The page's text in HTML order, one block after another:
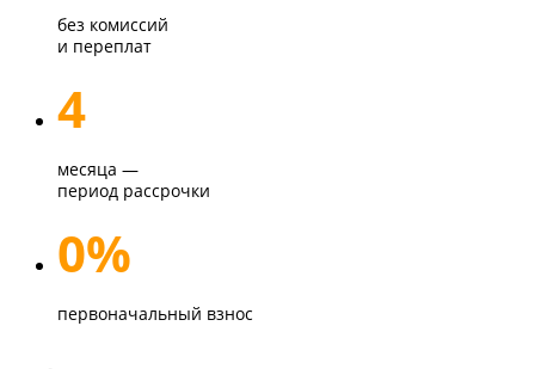
без комиссий
и переплат
4
месяца —
период рассрочки
0%
первоначальный взнос